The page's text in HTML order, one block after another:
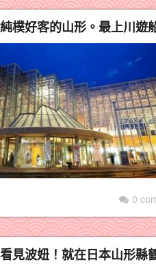
純樸好客的山形。最上川
0
看見波妞！就在日本山形